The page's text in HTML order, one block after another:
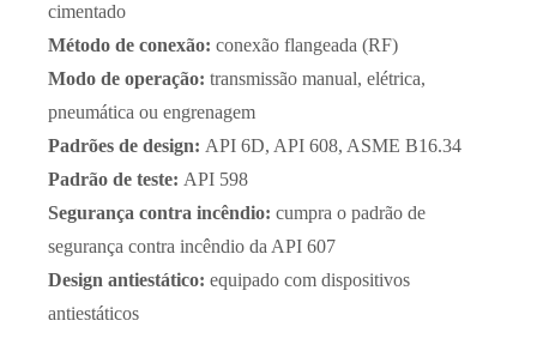
cimentado
Método de conexão: conexão flangeada (RF)
Modo de operação: transmissão manual, elétrica,
pneumática ou engrenagem
Padrões de design: API 6D, API 608, ASME B16.34
Padrão de teste: API 598
Segurança contra incêndio: cumpra o padrão de
segurança contra incêndio da API 607
Design antiestático: equipado com dispositivos
antiestáticos